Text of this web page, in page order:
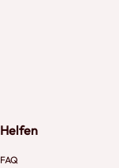
Helfen
FAQ